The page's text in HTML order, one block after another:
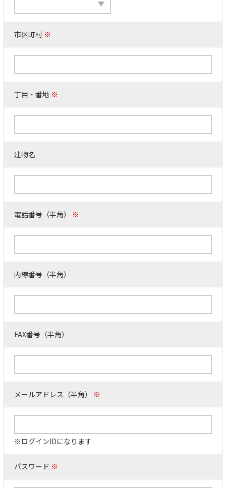
市区町村 ※
丁目・番地 ※
建物名
電話番号（半角） ※
内線番号（半角）
FAX番号（半角）
メールアドレス（半角） ※
※ログインIDになります
パスワード ※